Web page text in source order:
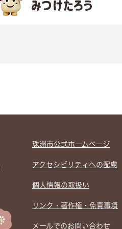
珠洲市公式ホームぺージ
アクセシビリティへの配慮
個人情報の取扱い
リンク・著作権・免責事項
メールでのお問い合わせ